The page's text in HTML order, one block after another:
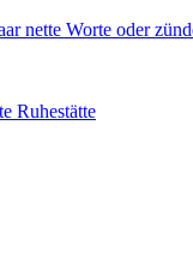
nette Worte oder
Ruhestätte